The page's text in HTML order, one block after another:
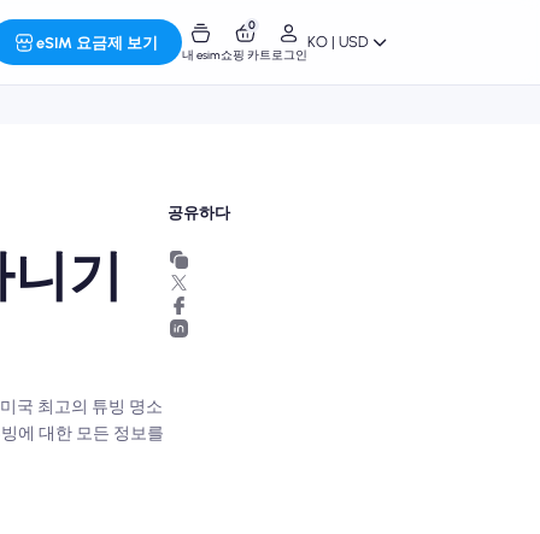
eSIM 요금제 보기
내 esim
0
쇼핑 카트로그인
KO | USD
기
국 최고의 튜빙 명소
에 대한 모든 정보를
공유하다